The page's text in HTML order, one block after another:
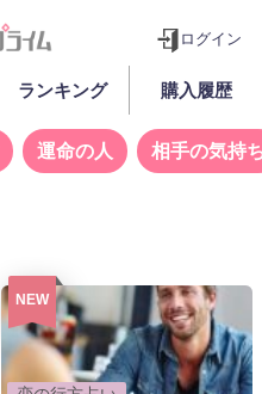
ログイン
ランキング 購入履歴
運命の人 相手の気持
NEW